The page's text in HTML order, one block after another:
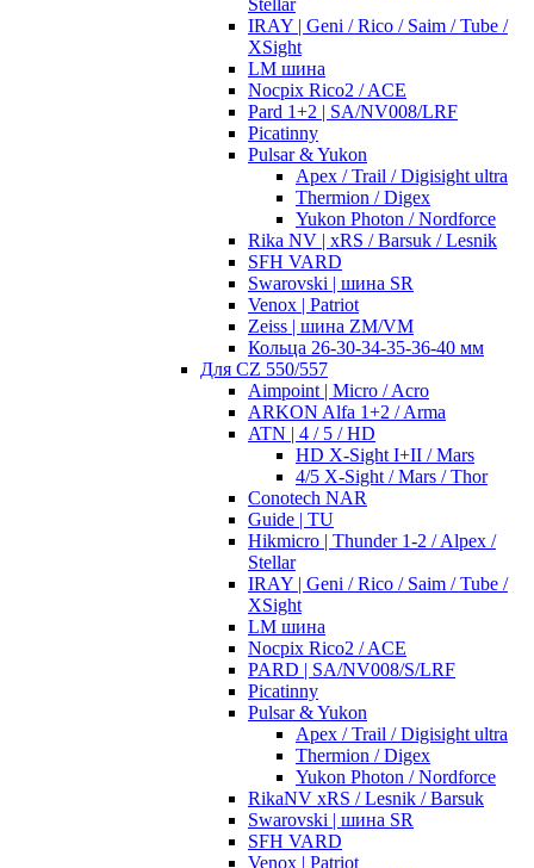
Stellar
IRAY | Geni / Rico / Saim / Tube /
XSight
LM шина
Nocpix Rico2 / ACE
Pard 1+2 | SA/NV008/LRF
Picatinny
Pulsar & Yukon
Apex / Trail / Digisight ultra
Thermion / Digex
Yukon Photon / Nordforce
Rika NV | xRS / Barsuk / Lesnik
SFH VARD
Swarovski | шина SR
Venox | Patriot
Zeiss | шина ZM/VM
Кольца 26-30-34-35-36-40 мм
Для CZ 550/557
Aimpoint | Micro / Acro
ARKON Alfa 1+2 / Arma
ATN | 4 / 5 / HD
HD X-Sight I+II / Mars
4/5 X-Sight / Mars / Thor
Conotech NAR
Guide | TU
Hikmicro | Thunder 1-2 / Alpex /
Stellar
IRAY | Geni / Rico / Saim / Tube /
XSight
LM шина
Nocpix Rico2 / ACE
PARD | SA/NV008/S/LRF
Picatinny
Pulsar & Yukon
Apex / Trail / Digisight ultra
Thermion / Digex
Yukon Photon / Nordforce
RikaNV xRS / Lesnik / Barsuk
Swarovski | шина SR
SFH VARD
Venox | Patriot